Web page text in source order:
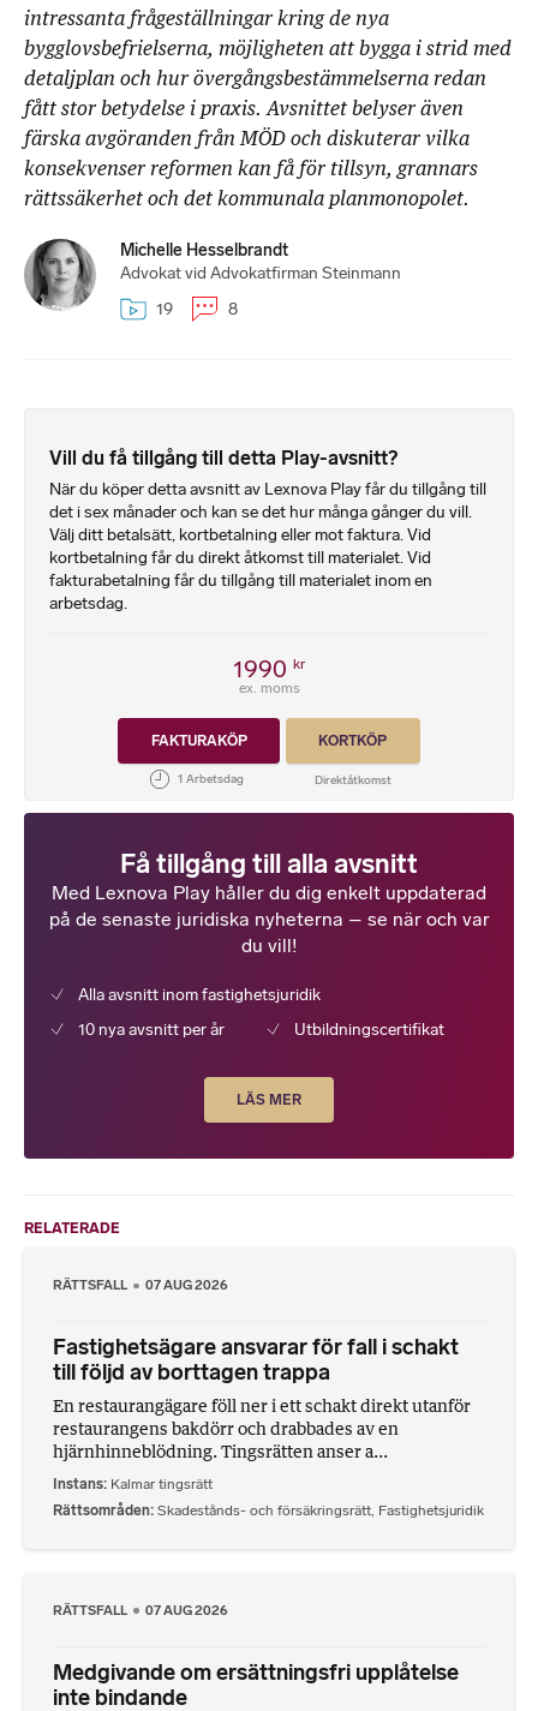
intressanta frågeställningar kring de nya
bygglovsbefrielserna, möjligheten att bygga i strid med
detaljplan och hur övergångsbestämmelserna redan
fått stor betydelse i praxis. Avsnittet belyser även
färska avgöranden från MÖD och diskuterar vilka
konsekvenser reformen kan få för tillsyn, grannars
rättssäkerhet och det kommunala planmonopolet.
Michelle Hesselbrandt
Advokat vid Advokatfirman Steinmann
19
8
Vill du få tillgång till detta Play-avsnitt?
När du köper detta avsnitt av Lexnova Play får du tillgång till
det i sex månader och kan se det hur många gånger du vill.
Välj ditt betalsätt, kortbetalning eller mot faktura. Vid
kortbetalning får du direkt åtkomst till materialet. Vid
fakturabetalning får du tillgång till materialet inom en
arbetsdag.
1990 kr
ex. moms
FAKTURAKÖP KORTKÖP
Få tillgång till alla avsnitt
Med Lexnova Play håller du dig enkelt uppdaterad
på de senaste juridiska nyheterna – se när och var
du vill!
Alla avsnitt inom fastighetsjuridik
10 nya avsnitt per år
Utbildningscertifikat
LÄS MER
RELATERADE
RÄTTSFALL 07 AUG 2026
Fastighetsägare ansvarar för fall i schakt
till följd av borttagen trappa
En restaurangägare föll ner i ett schakt direkt utanför
restaurangens bakdörr och drabbades av en
hjärnhinneblödning. Tingsrätten anser a...
Instans Kalmar tingsrätt
Rättsområden Skadestånds- och försäkringsrätt, Fastighetsjuridik
RÄTTSFALL 07 AUG 2026
Medgivande om ersättningsfri upplåtelse
inte bindande